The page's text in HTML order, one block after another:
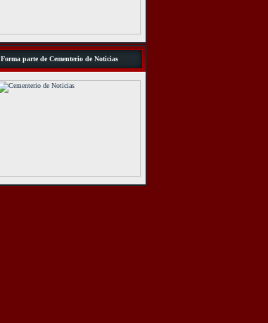
Forma parte de Cementerio de Noticias